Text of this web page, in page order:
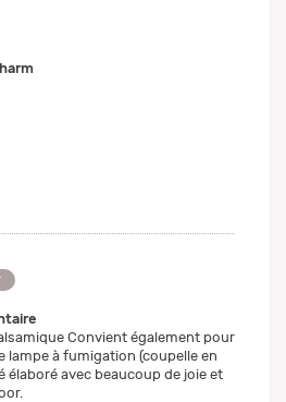
Convient également pour
lampe à fumigation (coupelle en
élaboré avec beaucoup de joie et